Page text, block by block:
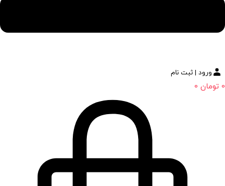
ورود | ثبت نام
0 تومان 0